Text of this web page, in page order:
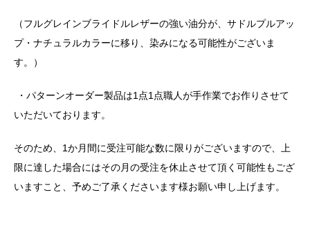
（フルグレインブライドルレザーの強い油分が、サドルプルアッ
プ・ナチュラルカラーに移り、染みになる可能性がございま
す。）
・パターンオーダー製品は1点1点職人が手作業でお作りさせて
いただいております。
そのため、1か月間に受注可能な数に限りがございますので、上
限に達した場合にはその月の受注を休止させて頂く可能性もござ
いますこと、予めご了承くださいます様お願い申し上げます。